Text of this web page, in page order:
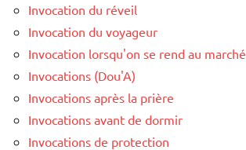
Invocation du réveil
Invocation du voyageur
Invocation lorsqu'on se rend au marché
Invocations (Dou'A)
Invocations après la prière
Invocations avant de dormir
Invocations de protection